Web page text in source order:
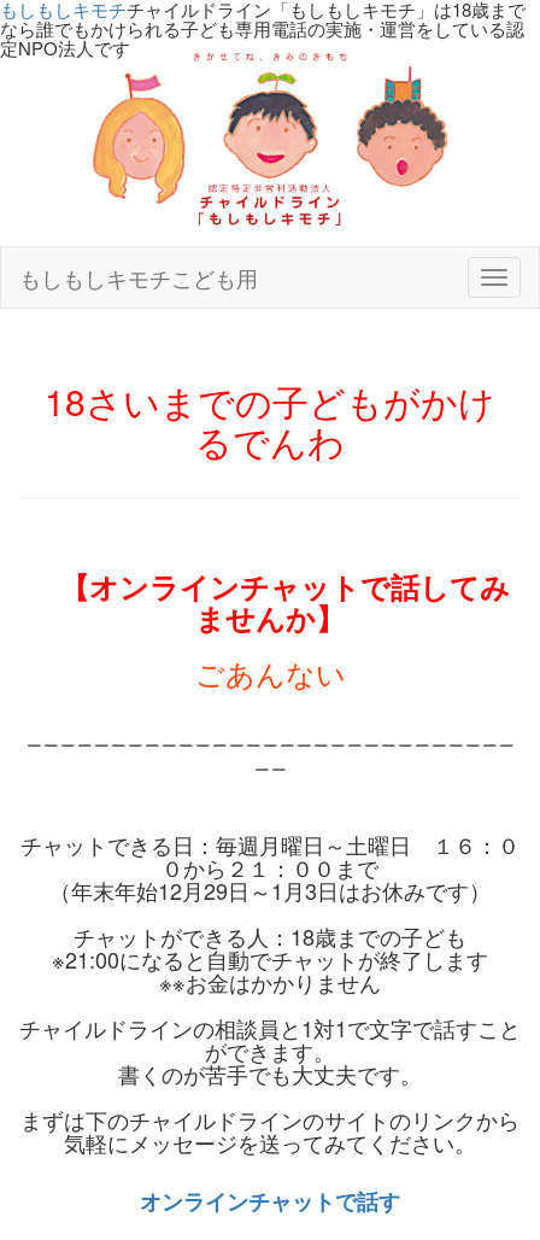
もしもしキモチチャイルドライン「もしもしキモチ」は18歳まで
なら誰でもかけられる子ども専用電話の実施・運営をしている認
定NPO法人です
もしもしキモチこども用
18さいまでの子どもがかけ
るでんわ
【オンラインチャットで話してみ
ませんか】
ごあんない
チャットできる日：毎週月曜日～土曜日 １６：０
０から２１：００まで
（年末年始12月29日～1月3日はお休みです）
チャットができる人：18歳までの子ども
※21:00になると自動でチャットが終了します
※※お金はかかりません
チャイルドラインの相談員と1対1で文字で話すこと
ができます。
書くのが苦手でも大丈夫です。
まずは下のチャイルドラインのサイトのリンクから
気軽にメッセージを送ってみてください。
オンラインチャットで話す